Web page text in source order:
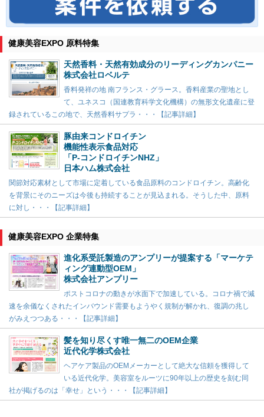
健康美容EXPO 原料特集
天然香料・天然有効成分のリーディングカンパニー
株式会社ロベルテ
香料発祥の地 南フランス・グラース。香料産業の聖地とし
て、ユネスコ（国連教育科学文化機構）の無形文化遺産に登
録されているこの地で、天然香料サプラ・・・【記事詳細】
豚由来コンドロイチン
機能性表示食品対応
「P-コンドロイチンNHZ」
日本ハム株式会社
関節対応素材として市場に定着している食品原料のコンドロイチン。高齢化
を背景にそのニーズは今後も持続することが見込まれる。そうした中、原料
に対し・・・【記事詳細】
健康美容EXPO 企業特集
進化系受託製造のアンプリーが提案する「マーケテ
ィング連動型OEM」
株式会社アンプリー
ポストコロナの動きが水面下で加速している。コロナ禍で減
速を余儀なくされたインバウンド需要もようやく規制が解かれ、復調の兆し
がみえつつある・・・【記事詳細】
髪を知り尽くす唯一無二のOEM企業
近代化学株式会社
ヘアケア製品のOEMメーカーとして絶大な信頼を獲得して
いる近代化学。美容室をルーツに90年以上の歴史を刻む同
社が掲げるのは「幸せ」という・・・【記事詳細】